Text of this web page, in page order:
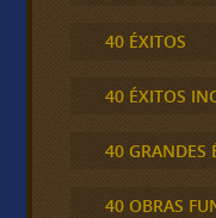
40 ÉXITOS
40 ÉXITOS
40 GRANDES
40 OBRAS